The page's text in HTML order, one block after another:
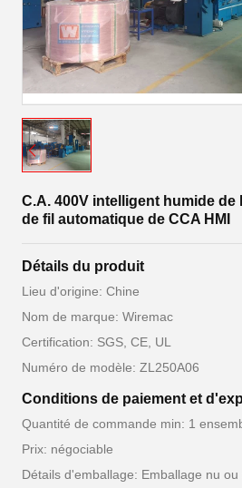
C.A. 400V intelligent humide de
de fil automatique de CCA HMI
Détails du produit
Lieu d'origine: Chine
Nom de marque: Wiremac
Certification: SGS, CE, UL
Numéro de modèle: ZL250A06
Conditions de paiement et
Quantité de commande min: 1
Prix: négociable
Détails d'emballage: Emballage nu